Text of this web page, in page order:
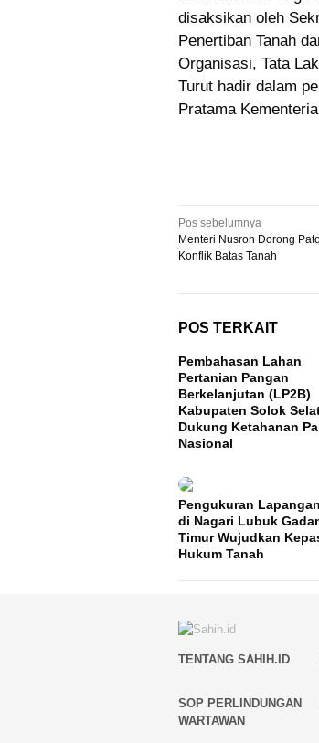
disaksikan oleh
Penertiban Tanah
Organisasi, Tata
Turut hadir dalam
Pratama
Navigasi
pos
Pos sebelumnya
Menteri Nusron Dorong
Konflik Batas Tanah
POS TERKAIT
Pembahasan Lahan
Pertanian Pangan
Berkelanjutan (LP2B)
Kabupaten Solok
Dukung Ketahanan
Nasional
Pengukuran
di Nagari Lubuk
Timur Wujudkan
Hukum Tanah
TENTANG SAHIH.ID
SOP PERLINDUNGAN
WARTAWAN